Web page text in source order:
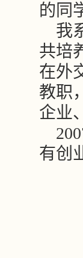
的同
我
共培
在外
教职
企业
有创